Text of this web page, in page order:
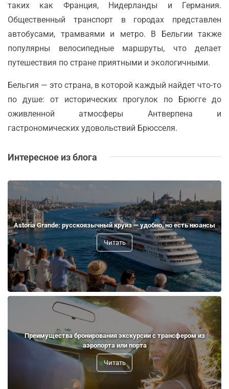
таких как Франция, Нидерланды и Германия.
Общественный транспорт в городах представлен
автобусами, трамваями и метро. В Бельгии также
популярны велосипедные маршруты, что делает
путешествия по стране приятными и экологичными.
Бельгия — это страна, в которой каждый найдет что-то
по душе: от исторических прогулок по Брюгге до
оживленной атмосферы Антверпена и
гастрономических удовольствий Брюсселя.
Интересное из блога
Astoria Grande: русскоязычный круиз — удобно, но есть нюансы
Читать
Преимущества бронирования экскурсии с трансфером из
аэропорта или порта
Читать